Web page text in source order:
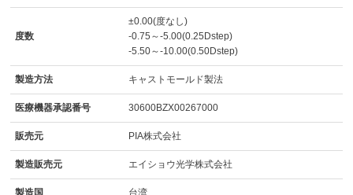
度数
±0.00(度なし)
-0.75～-5.00(0.25Dstep)
-5.50～-10.00(0.50Dstep)
製造方法 キャストモールド製法
医療機器承認番号 30600BZX00267000
販売元 PIA株式会社
製造販売元 エイショウ光学株式会社